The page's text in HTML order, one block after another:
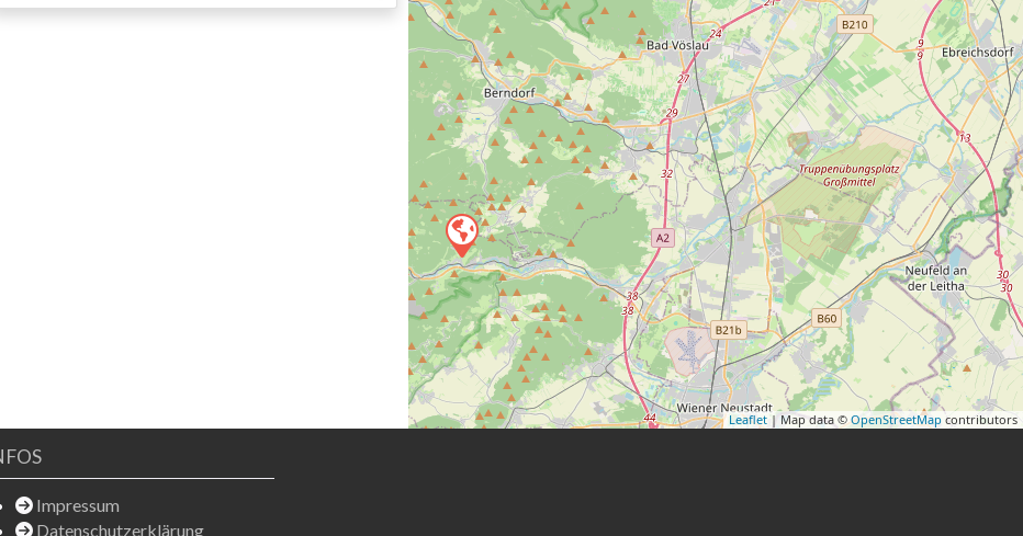
24 Ländern vertreten: Dabei ist diese
Leaflet | Map data ©OpenStreetMap contributors
Impressum
Datenschutzerklärung